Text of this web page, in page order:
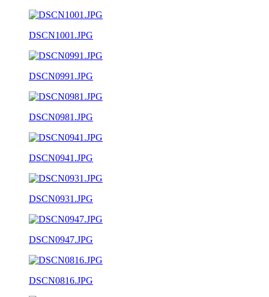
DSCN1001.JPG
DSCN0991.JPG
DSCN0981.JPG
DSCN0941.JPG
DSCN0931.JPG
DSCN0947.JPG
DSCN0816.JPG